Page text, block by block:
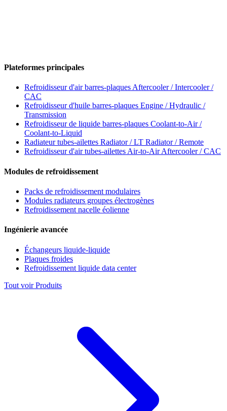
Plateformes principales
Refroidisseur d'air barres-plaquesAftercooler / Intercooler /
CAC
Refroidisseur d'huile barres-plaques Engine / Hydraulic /
Transmission
Refroidisseur de liquide barres-plaques Coolant-to-Air /
Coolant-to-Liquid
Radiateur tubes-ailettes Radiator / LT Radiator / Remote
Refroidisseur d'air tubes-ailettesAir-to-Air Aftercooler / CAC
Modules de refroidissement
Packs de refroidissement modulaires
Modules radiateurs groupes électrogènes
Refroidissement nacelle éolienne
Ingénierie avancée
Échangeurs liquide-liquide
Plaques froides
Refroidissement liquide data center
Tout voir Produits